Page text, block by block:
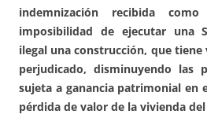
indemnización recibida
imposibilidad de ejecutar una
ilegal una construcción, que
perjudicado, disminuyendo las
sujeta a ganancia patrimonial en
pérdida de valor de la vivienda